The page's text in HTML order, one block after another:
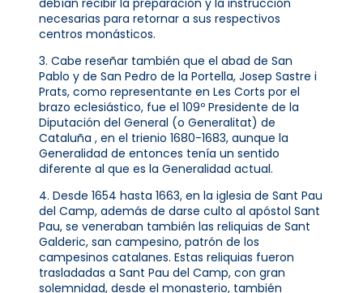
necesarias para retornar a sus respectivos
centros monásticos.
3. Cabe reseñar también que el abad de San
Pablo y de San Pedro de la Portella, Josep Sastre i
Prats, como representante en Les Corts por el
brazo eclesiástico, fue el 109º Presidente de la
Diputación del General (o Generalitat) de
Cataluña , en el trienio 1680-1683, aunque la
Generalidad de entonces tenía un sentido
diferente al que es la Generalidad actual.
4. Desde 1654 hasta 1663, en la iglesia de Sant Pau
del Camp, además de darse culto al apóstol Sant
Pau, se veneraban también las reliquias de Sant
Galderic, san campesino, patrón de los
campesinos catalanes. Estas reliquias fueron
trasladadas a Sant Pau del Camp, con gran
solemnidad, desde el monasterio, también